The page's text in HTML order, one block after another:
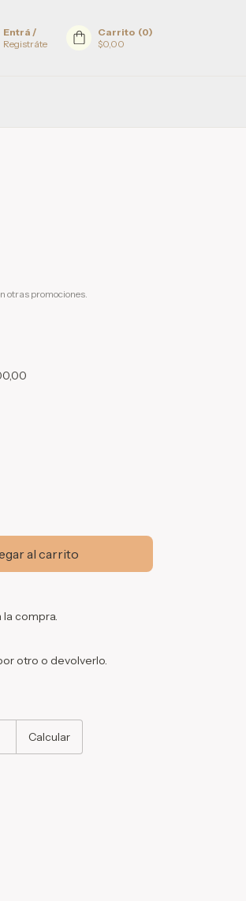
Entrá /
Registráte
Carrito (0)
$0,00
otras promociones.
compra.
otro o devolverlo.
Calcular